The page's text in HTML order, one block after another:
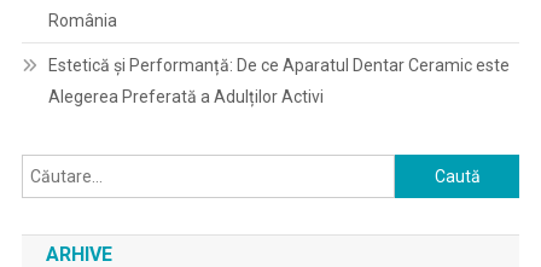
România
Estetică și Performanță: De ce Aparatul Dentar Ceramic este
Alegerea Preferată a Adulților Activi
Caută
după:
ARHIVE